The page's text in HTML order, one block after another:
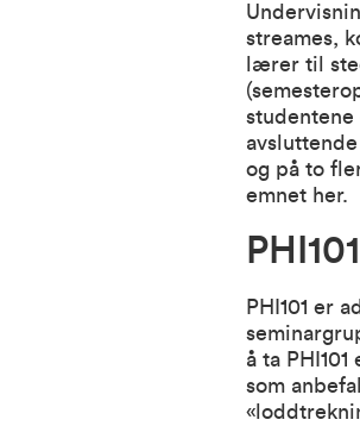
streames,
lærer til
studentene
og på to
emnet her.
PHI101 er
å ta
som